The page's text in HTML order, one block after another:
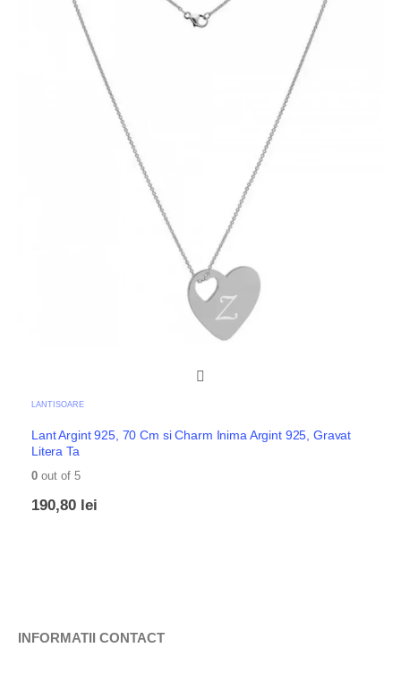
LANTISOARE
Lant Argint 925, 70 Cm si Charm Inima Argint 925, Gravat
Litera Ta
0 out of 5
190,80 lei
INFORMATII CONTACT